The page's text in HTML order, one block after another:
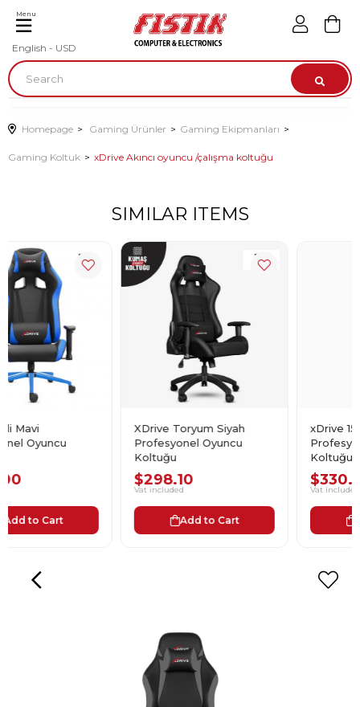
English - USD
Menu
Homepage Gaming Ürünler Gaming Ekipmanları
Gaming Koltuk xDrive Akıncı oyuncu /çalışma koltuğu
SIMILAR ITEMS
XDrive Toryum Siyah
Profesyonel Oyuncu
xDrive 15'li Yeşil
Profesyonel Oyuncu